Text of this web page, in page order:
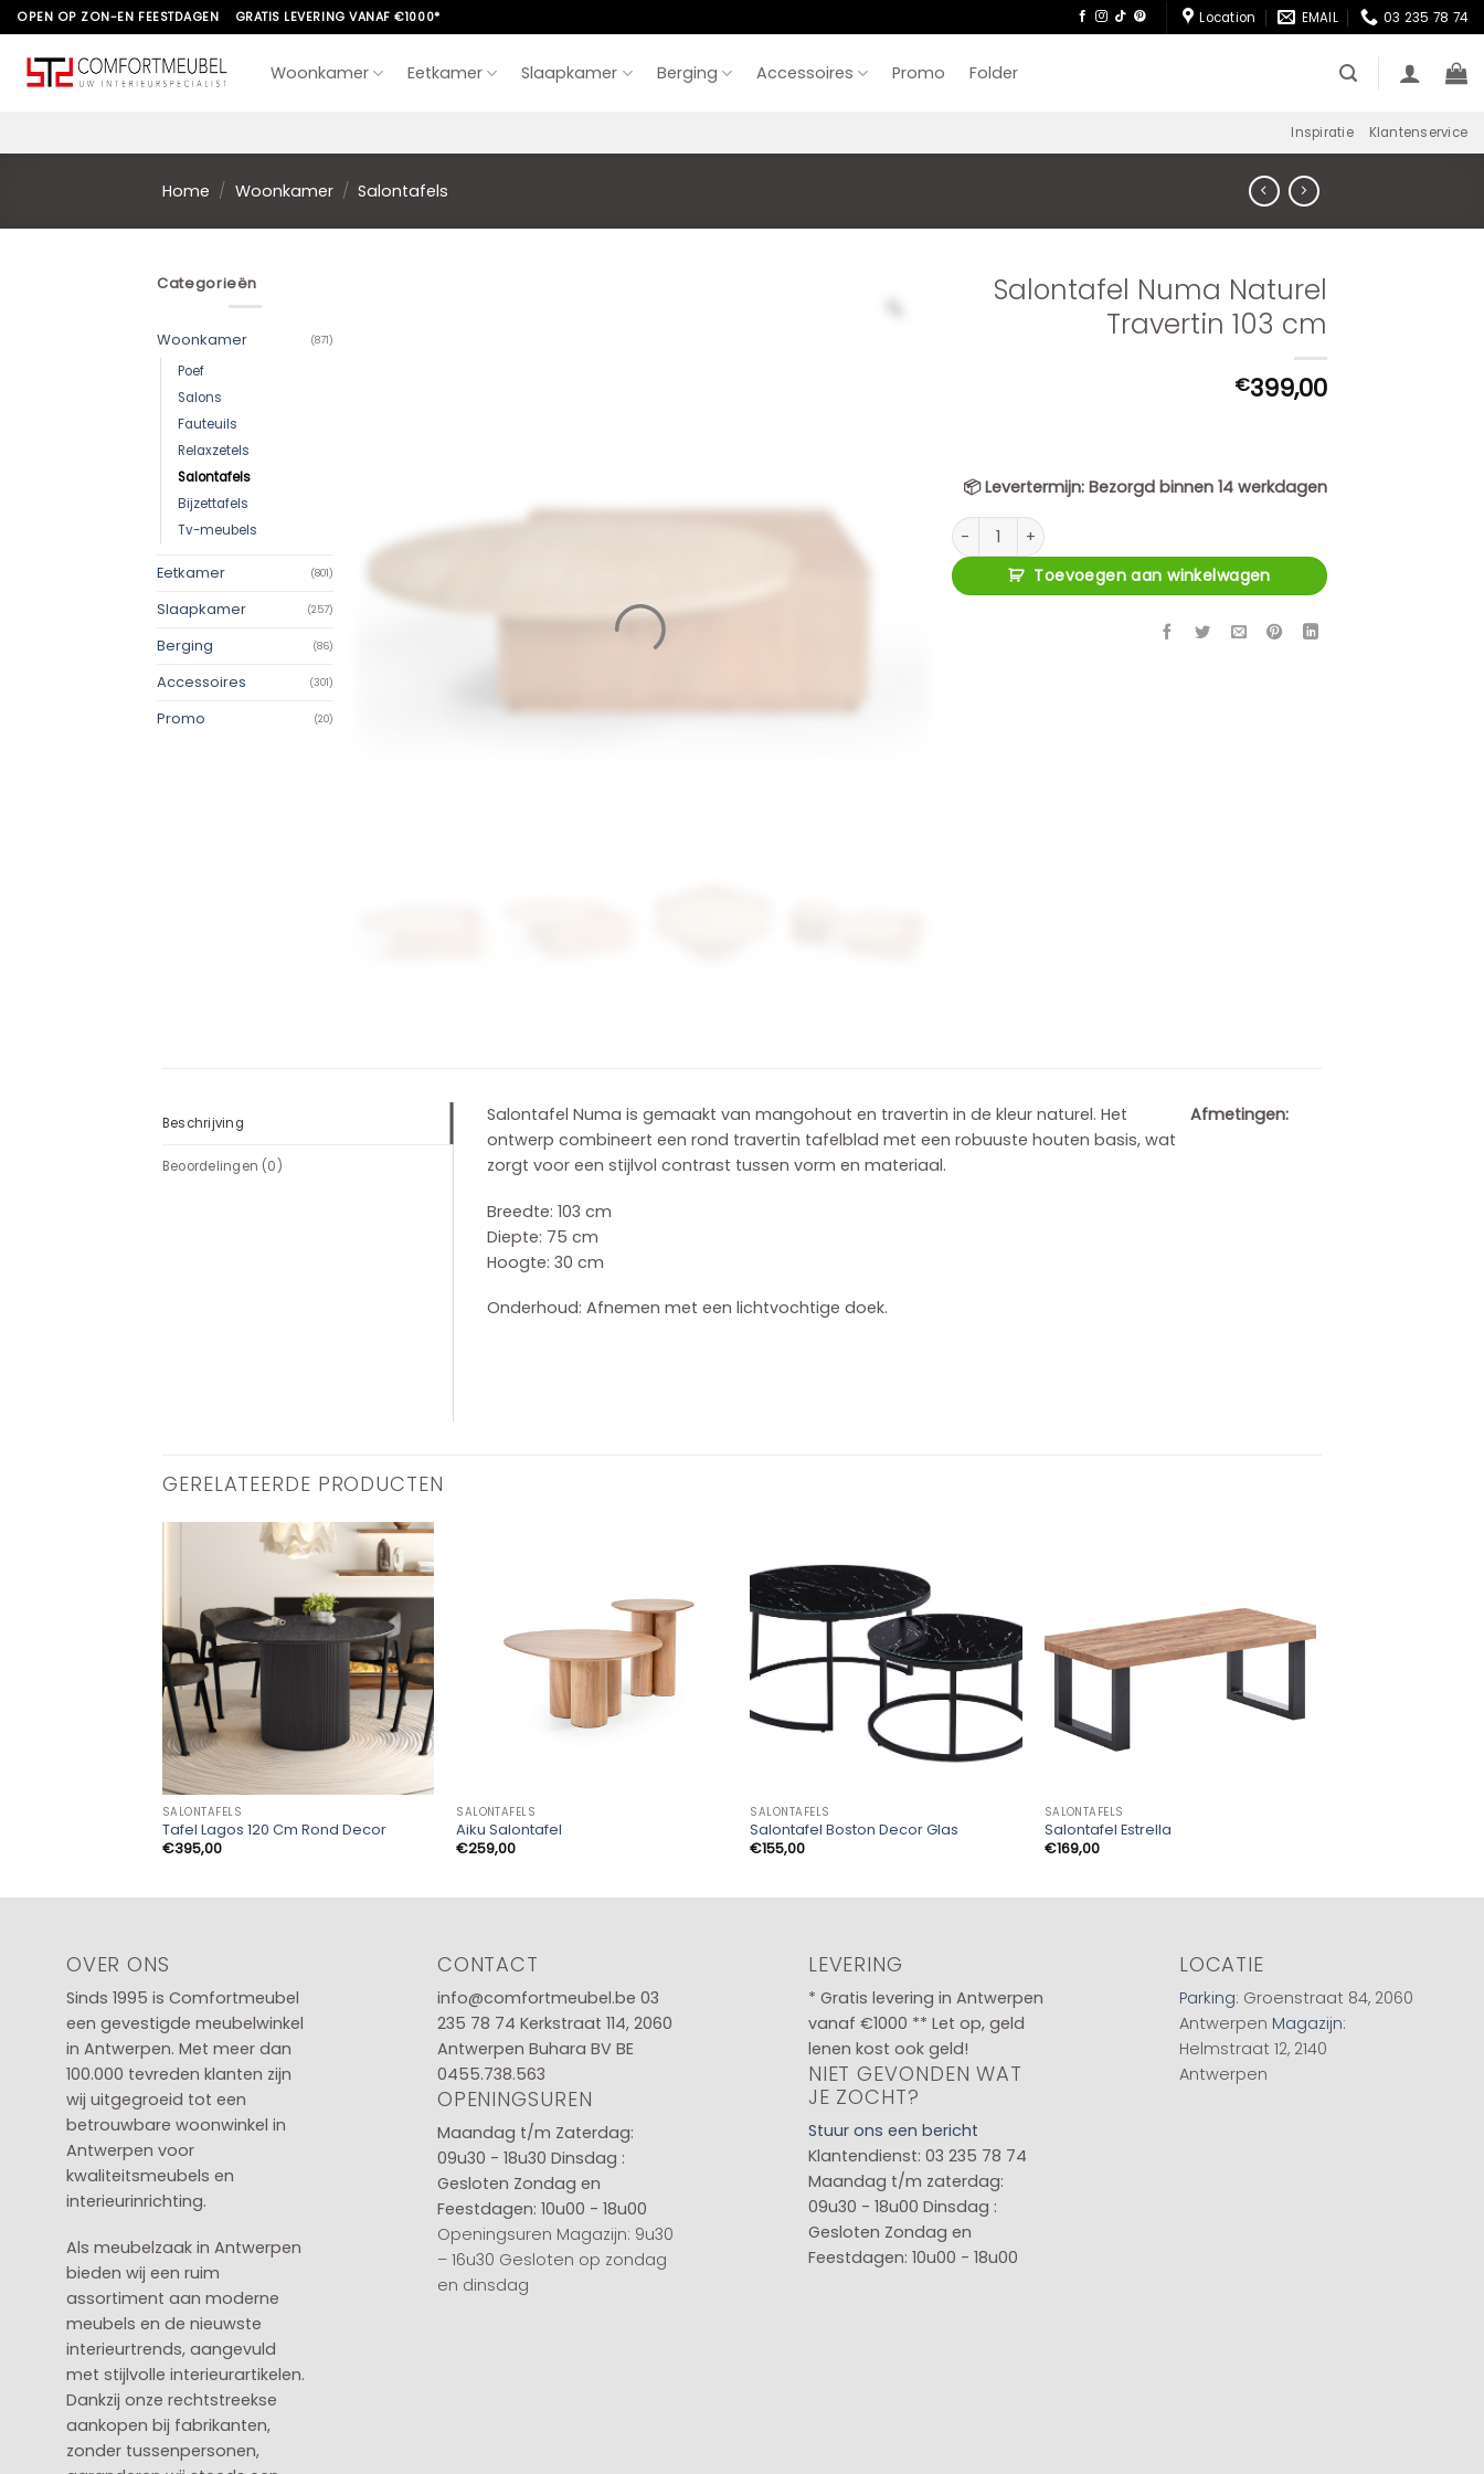
Skip
to
content
OPEN OP ZON-EN FEESTDAGEN GRATIS LEVERING VANAF €1000* Location EMAIL 03 235 78 74
Woonkamer Eetkamer Slaapkamer Berging Accessoires Promo Folder
Inspiratie Klantenservice
Home / Woonkamer / Salontafels
Categorieën
Woonkamer (871)
Poef
Salons
Fauteuils
Relaxzetels
Salontafels
Bijzettafels
Tv-meubels
Eetkamer (801)
Slaapkamer (257)
Berging (86)
Accessoires (301)
Promo (20)
Salontafel Numa Naturel
Travertin 103 cm
€399,00
📦Levertermijn: Bezorgd binnen 14 werkdagen
Salontafel Numa Naturel Travertin 103 cm aantal
Toevoegen aan winkelwagen
Beschrijving
Beoordelingen (0)
Salontafel Numa is gemaakt van mangohout en travertin in de kleur naturel. Het
ontwerp combineert een rond travertin tafelblad met een robuuste houten basis, wat
zorgt voor een stijlvol contrast tussen vorm en materiaal.
Afmetingen:
Breedte: 103 cm
Diepte: 75 cm
Hoogte: 30 cm
Onderhoud: Afnemen met een lichtvochtige doek.
GERELATEERDE PRODUCTEN
SALONTAFELS
Tafel Lagos 120 Cm Rond Decor
€395,00
SALONTAFELS
Aiku Salontafel
€259,00
SALONTAFELS
Salontafel Boston Decor Glas
€155,00
SALONTAFELS
Salontafel Estrella
€169,00
OVER ONS
Sinds 1995 is Comfortmeubel
een gevestigde meubelwinkel
in Antwerpen. Met meer dan
100.000 tevreden klanten zijn
wij uitgegroeid tot een
betrouwbare woonwinkel in
Antwerpen voor
kwaliteitsmeubels en
interieurinrichting.
Als meubelzaak in Antwerpen
bieden wij een ruim
assortiment aan moderne
meubels en de nieuwste
interieurtrends, aangevuld
met stijlvolle interieurartikelen.
Dankzij onze rechtstreekse
aankopen bij fabrikanten,
zonder tussenpersonen,
CONTACT
info@comfortmeubel.be 03
235 78 74 Kerkstraat 114, 2060
Antwerpen Buhara BV BE
0455.738.563
OPENINGSUREN
Maandag t/m Zaterdag:
09u30 - 18u30 Dinsdag :
Gesloten Zondag en
Feestdagen: 10u00 - 18u00
Openingsuren Magazijn: 9u30
– 16u30 Gesloten op zondag
en dinsdag
LEVERING
* Gratis levering in Antwerpen
vanaf €1000 ** Let op, geld
lenen kost ook geld!
NIET GEVONDEN WAT
JE ZOCHT?
Stuur ons een bericht
Klantendienst: 03 235 78 74
Maandag t/m zaterdag:
09u30 - 18u00 Dinsdag :
Gesloten Zondag en
Feestdagen: 10u00 - 18u00
LOCATIE
Parking: Groenstraat 84, 2060
Antwerpen Magazijn:
Helmstraat 12, 2140
Antwerpen